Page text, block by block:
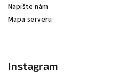
Napište nám
Mapa serveru
Instagram